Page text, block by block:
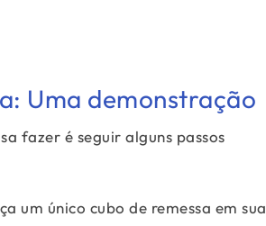
Uma demonstração
fazer é seguir alguns passos
um único cubo de remessa em sua